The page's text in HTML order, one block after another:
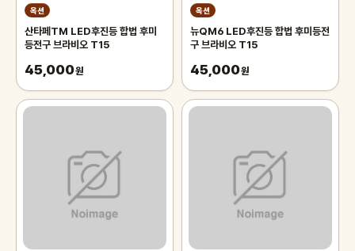
옥션
산타페TM LED후진등 합법 후미
등전구 브라비오 T15
45,000원
옥션
뉴QM6 LED후진등 합법 후미등전
구 브라비오 T15
45,000원